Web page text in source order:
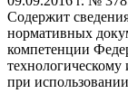
Содержит
нормативных
компетенции
технологическому
при